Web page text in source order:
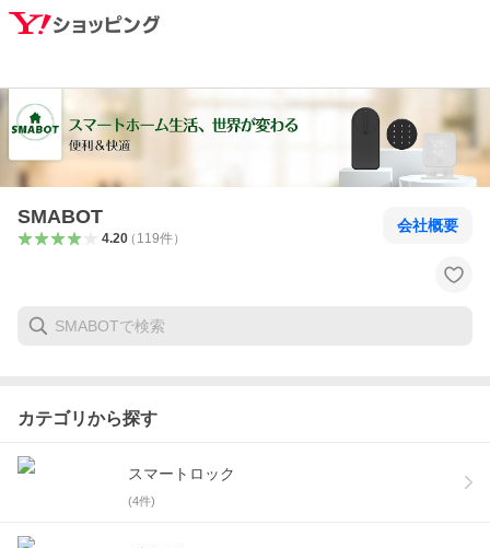
SMABOT
4.20（ 119件）
会社概要
カテゴリから探す
スマートロック
(4件)